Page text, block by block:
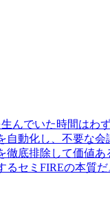
んでいた時間はわ
動化し、不要な
底排除して価値
セミFIREの本質だ